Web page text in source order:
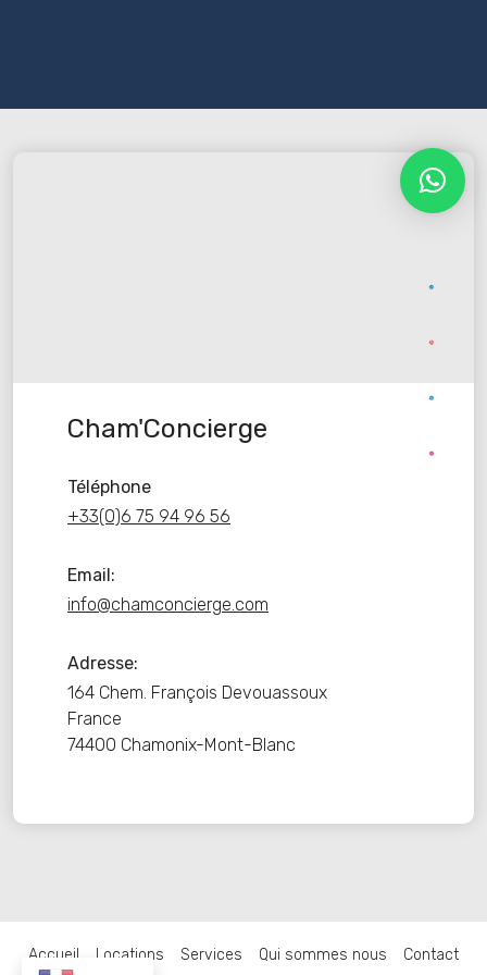
Cham'Concierge
Téléphone
+33(0)6 75 94 96 56
Email:
info@chamconcierge.com
Adresse:
164 Chem. François Devouassoux
France
74400 Chamonix-Mont-Blanc
Accueil Locations Services Qui sommes nous Contact